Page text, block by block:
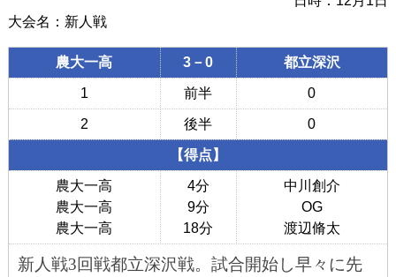
スケジュール
スタッフ/選手紹介
戦歴/卒業後の進路
リンク集
大会名：新人戦
農大一高 3－0 都立深沢
1 前半 0
2 後半 0
【得点】
農大一高
農大一高
農大一高
4分
9分
18分
中川創介
OG
渡辺脩太
新人戦3回戦都立深沢戦。試合開始し早々に先